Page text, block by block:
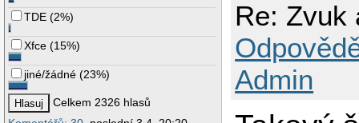
TDE (2%)
Xfce (15%)
jiné/žádné (23%)
Celkem 2326 hlasů
Re: Zvuk
Admin